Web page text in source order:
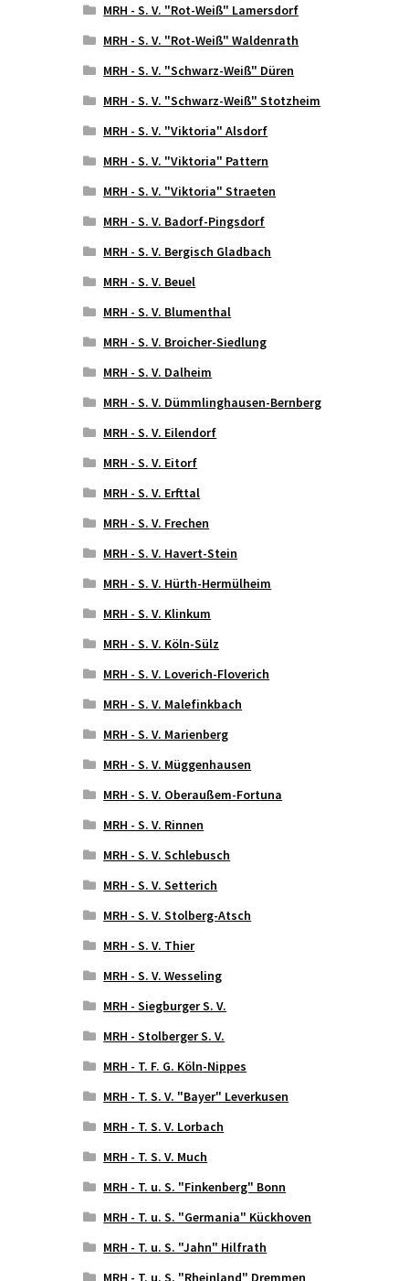
MRH - S. V. "Rot-Weiß" Lamersdorf
MRH - S. V. "Rot-Weiß" Waldenrath
MRH - S. V. "Schwarz-Weiß" Düren
MRH - S. V. "Schwarz-Weiß" Stotzheim
MRH - S. V. "Viktoria" Alsdorf
MRH - S. V. "Viktoria" Pattern
MRH - S. V. "Viktoria" Straeten
MRH - S. V. Badorf-Pingsdorf
MRH - S. V. Bergisch Gladbach
MRH - S. V. Beuel
MRH - S. V. Blumenthal
MRH - S. V. Broicher-Siedlung
MRH - S. V. Dalheim
MRH - S. V. Dümmlinghausen-Bernberg
MRH - S. V. Eilendorf
MRH - S. V. Eitorf
MRH - S. V. Erfttal
MRH - S. V. Frechen
MRH - S. V. Havert-Stein
MRH - S. V. Hürth-Hermülheim
MRH - S. V. Klinkum
MRH - S. V. Köln-Sülz
MRH - S. V. Loverich-Floverich
MRH - S. V. Malefinkbach
MRH - S. V. Marienberg
MRH - S. V. Müggenhausen
MRH - S. V. Oberaußem-Fortuna
MRH - S. V. Rinnen
MRH - S. V. Schlebusch
MRH - S. V. Setterich
MRH - S. V. Stolberg-Atsch
MRH - S. V. Thier
MRH - S. V. Wesseling
MRH - Siegburger S. V.
MRH - Stolberger S. V.
MRH - T. F. G. Köln-Nippes
MRH - T. S. V. "Bayer" Leverkusen
MRH - T. S. V. Lorbach
MRH - T. S. V. Much
MRH - T. u. S. "Finkenberg" Bonn
MRH - T. u. S. "Germania" Kückhoven
MRH - T. u. S. "Jahn" Hilfrath
MRH - T. u. S. "Rheinland" Dremmen